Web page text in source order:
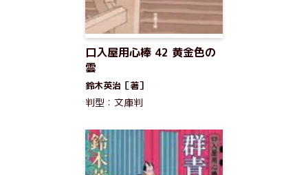
口入屋用心棒 42 黄金色の
雲
鈴木英治［著］
判型：文庫判